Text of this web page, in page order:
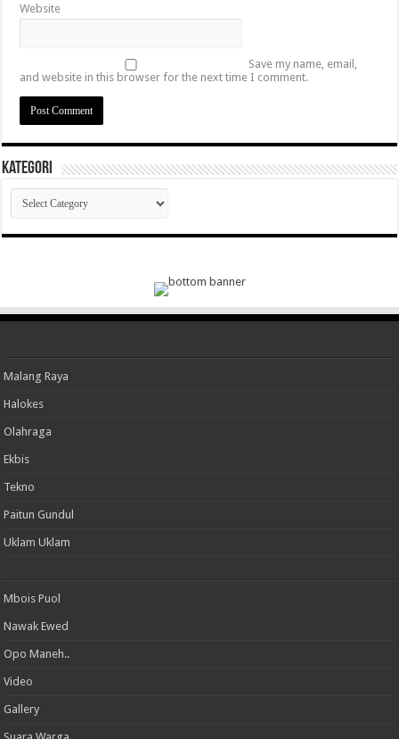
Website
Save my name, email,
and website in this browser for the next time I comment.
Kategori
Kategori
Malang Raya
Halokes
Olahraga
Ekbis
Tekno
Paitun Gundul
Uklam Uklam
Mbois Puol
Nawak Ewed
Opo Maneh..
Video
Gallery